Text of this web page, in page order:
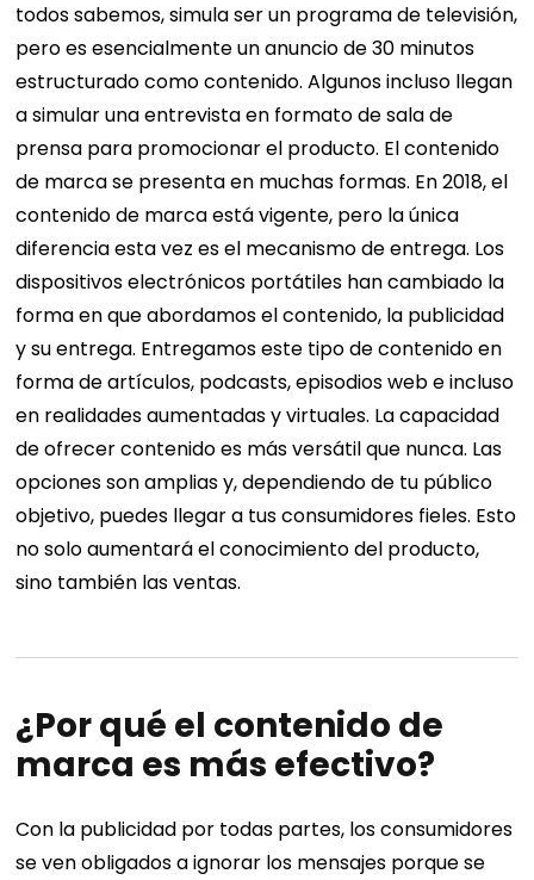
todos sabemos, simula ser un programa de televisión,
pero es esencialmente un anuncio de 30 minutos
estructurado como contenido. Algunos incluso llegan
a simular una entrevista en formato de sala de
prensa para promocionar el producto. El contenido
de marca se presenta en muchas formas. En 2018, el
contenido de marca está vigente, pero la única
diferencia esta vez es el mecanismo de entrega. Los
dispositivos electrónicos portátiles han cambiado la
forma en que abordamos el contenido, la publicidad
y su entrega. Entregamos este tipo de contenido en
forma de artículos, podcasts, episodios web e incluso
en realidades aumentadas y virtuales. La capacidad
de ofrecer contenido es más versátil que nunca. Las
opciones son amplias y, dependiendo de tu público
objetivo, puedes llegar a tus consumidores fieles. Esto
no solo aumentará el conocimiento del producto,
sino también las ventas.
¿Por qué el contenido de
marca es más efectivo?
Con la publicidad por todas partes, los consumidores
se ven obligados a ignorar los mensajes porque se